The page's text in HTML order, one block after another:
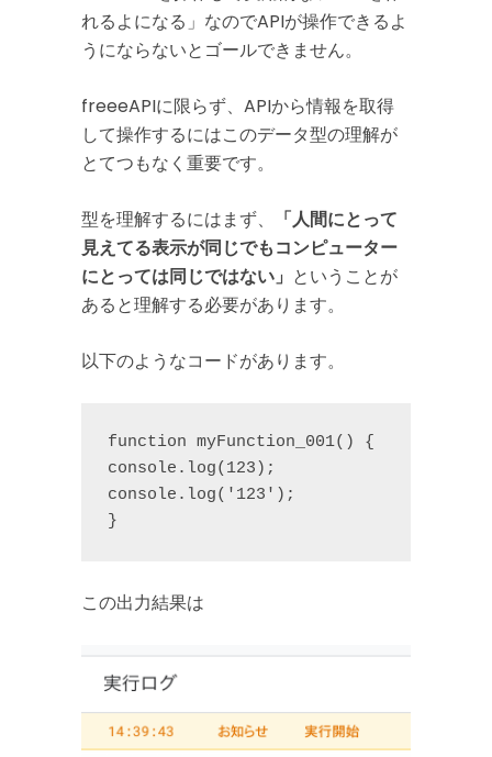
れるよになる」なのでAPIが操作できるよ
うにならないとゴールできません。
freeeAPIに限らず、APIから情報を取得
して操作するにはこのデータ型の理解が
とてつもなく重要です。
型を理解するにはまず、
「人間にとって
見えてる表示が同じでもコンピューター
にとっては同じではない」 ということが
あると理解する必要があります。
以下のようなコードがあります。
function myFunction_001() {
console.log(123);
console.log('123');
}
この出力結果は